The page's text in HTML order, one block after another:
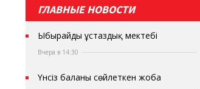
ГЛАВНЫЕ НОВОСТИ
Ыбырайдың ұстаздық мектебі
Вчера в 14:30
Үнсіз баланы сөйлеткен жоба